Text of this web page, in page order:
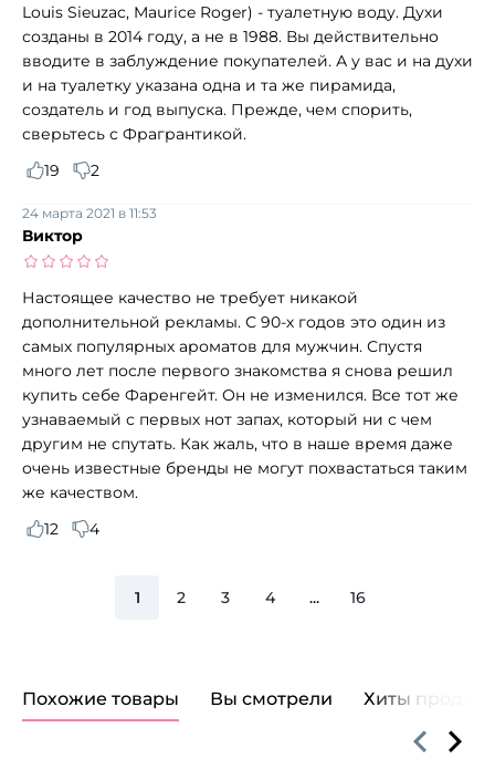
Louis Sieuzac, Maurice Roger) - туалетную воду. Духи
созданы в 2014 году, а не в 1988. Вы действительно
вводите в заблуждение покупателей. А у вас и на духи
и на туалетку указана одна и та же пирамида,
создатель и год выпуска. Прежде, чем спорить,
сверьтесь с Фрагрантикой.
19
2
Виктор
24 марта 2021 в 11:53
Настоящее качество не требует никакой
дополнительной рекламы. С 90-х годов это один из
самых популярных ароматов для мужчин. Спустя
много лет после первого знакомства я снова решил
купить себе Фаренгейт. Он не изменился. Все тот же
узнаваемый с первых нот запах, который ни с чем
другим не спутать. Как жаль, что в наше время даже
очень известные бренды не могут похвастаться таким
же качеством.
12
4
1 2 3 4 ... 16
Похожие товары Вы смотрели Хиты продаж